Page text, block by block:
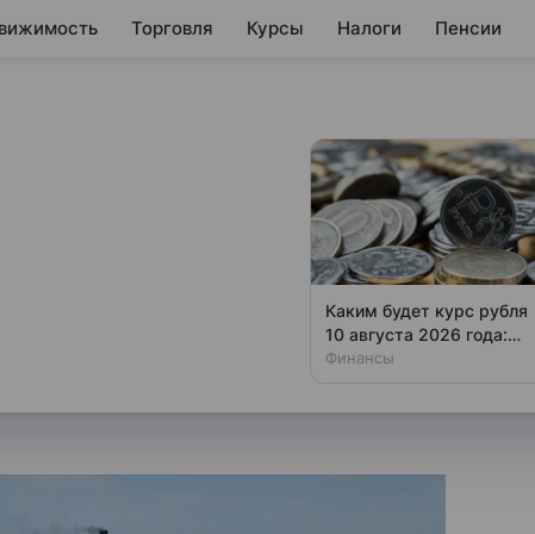
Торговля Курсы Налоги Пенсии
нарастил
в январе — апреле
в годовом исчислении,
данные Главного
Каким будет курс рубля
10 августа 2026 года:
прогноз эксперта
Финансы